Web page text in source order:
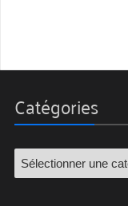
Catégories